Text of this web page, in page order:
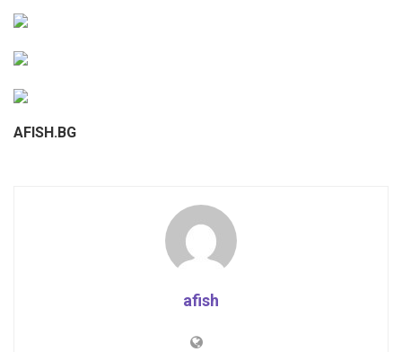
AFISH.BG
afish